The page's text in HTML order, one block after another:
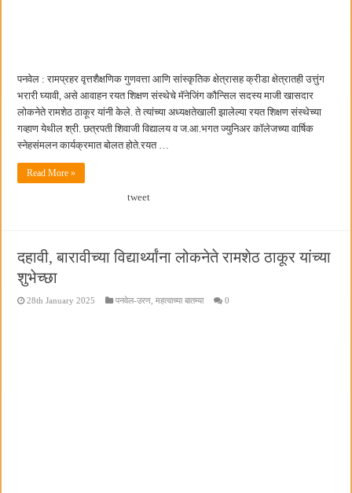
पनवेल : रामप्रहर वृत्तशैक्षणिक गुणवत्ता आणि सांस्कृतिक क्षेत्रासह क्रीडा क्षेत्रातही उत्तुंग
भरारी घ्यावी, असे आवाहन रयत शिक्षण संस्थेचे मॅनेजिंग कौन्सिल सदस्य माजी खासदार
लोकनेते रामशेठ ठाकूर यांनी केले. ते त्यांच्या अध्यक्षतेखाली झालेल्या रयत शिक्षण संस्थेच्या
गव्हाण येथील श्री. छत्रपती शिवाजी विद्यालय व ज.आ.भगत ज्युनिअर कॉलेजच्या वार्षिक
स्नेहसंमलन कार्यक्रमात बोलत होते.रयत …
Read More »
tweet
दहावी, बारावीच्या विद्यार्थ्यांना लोकनेते रामशेठ ठाकूर यांच्या
शुभेच्छा
28th January 2025 पनवेल-उरण ,महत्वाच्या बातम्या 0